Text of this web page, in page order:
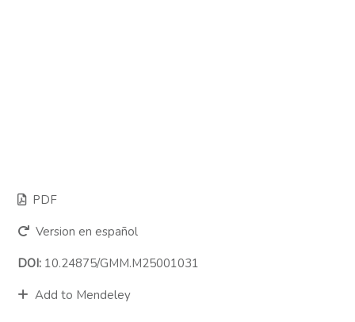
PDF
Version en español
DOI: 10.24875/GMM.M25001031
Add to Mendeley